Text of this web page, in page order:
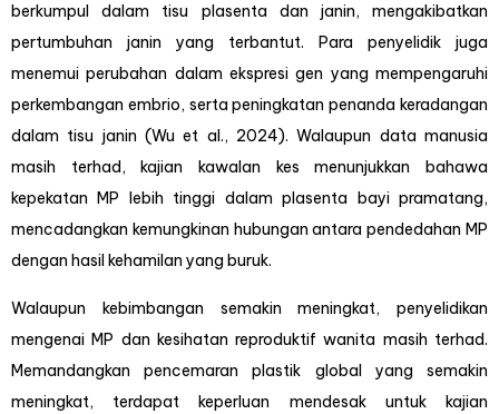
berkumpul dalam tisu plasenta dan janin, mengakibatkan
pertumbuhan janin yang terbantut. Para penyelidik juga
menemui perubahan dalam ekspresi gen yang mempengaruhi
perkembangan embrio, serta peningkatan penanda keradangan
dalam tisu janin (Wu et al., 2024). Walaupun data manusia
masih terhad, kajian kawalan kes menunjukkan bahawa
kepekatan MP lebih tinggi dalam plasenta bayi pramatang,
mencadangkan kemungkinan hubungan antara pendedahan MP
dengan hasil kehamilan yang buruk.
Walaupun kebimbangan semakin meningkat, penyelidikan
mengenai MP dan kesihatan reproduktif wanita masih terhad.
Memandangkan pencemaran plastik global yang semakin
meningkat, terdapat keperluan mendesak untuk kajian